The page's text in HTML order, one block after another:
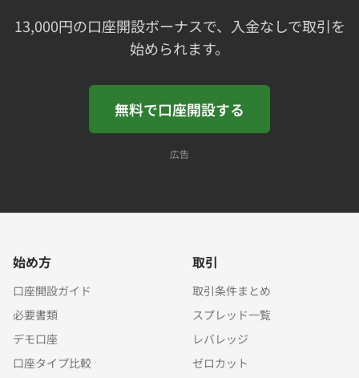
13,000円の口座開設ボーナスで、入金なしで取引を
始められます。
無料で口座開設する
広告
始め方
口座開設ガイド
必要書類
デモ口座
口座タイプ比較
取引
取引条件まとめ
スプレッド一覧
レバレッジ
ゼロカット